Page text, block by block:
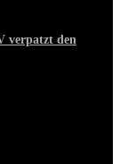
verpatzt den